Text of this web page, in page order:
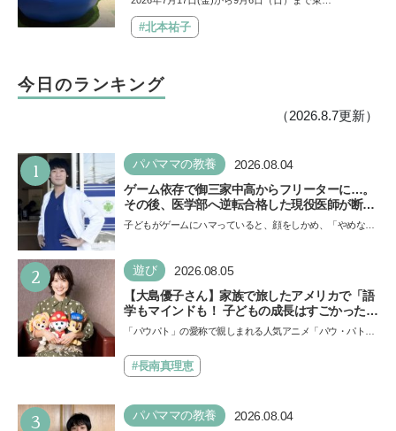
楽しめる注目イベント
#北本祐子
今日のランキング
（2026.8.7更新）
1 パパママの教養 2026.08.04
ゲーム依存で御三家中高からフリーターに…。
その後、医学部へ逆転合格した現役医師が断言
「ゲームの経験が受験勉強に役立った」そう考
子どもがゲームにハマっていると、顔をしかめ、「やめなさ
い…
2 遊び 2026.08.05
【大島優子さん】家族で旅したアメリカで「語
学もマインドも！ 子どもの成長はすごかった」
声優をつとめた映画『パウ・パトロール ザ・ダ
できると子どもに知ってほしい
「パウパト」の愛称で親しまれる人気アニメ「パウ・パトロ
ザ…
#長南真理恵
3 パパママの教養 2026.08.04